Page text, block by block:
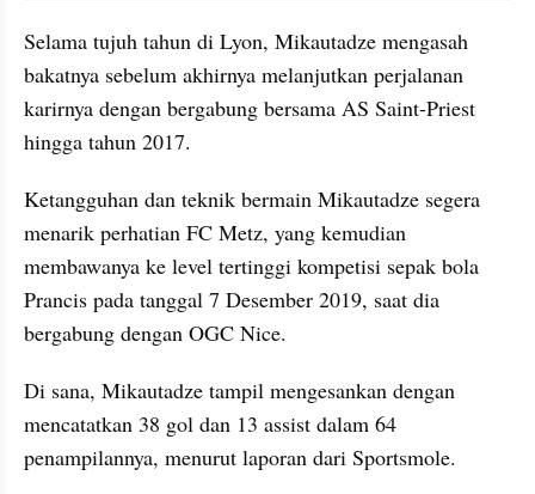
Selama tujuh tahun di Lyon, Mikautadze mengasah
bakatnya sebelum akhirnya melanjutkan perjalanan
karirnya dengan bergabung bersama AS Saint-Priest
hingga tahun 2017.
Ketangguhan dan teknik bermain Mikautadze segera
menarik perhatian FC Metz, yang kemudian
membawanya ke level tertinggi kompetisi sepak bola
Prancis pada tanggal 7 Desember 2019, saat dia
bergabung dengan OGC Nice.
Di sana, Mikautadze tampil mengesankan dengan
mencatatkan 38 gol dan 13 assist dalam 64
penampilannya, menurut laporan dari Sportsmole.